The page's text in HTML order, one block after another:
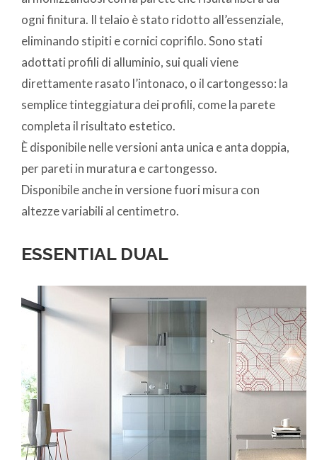
ogni finitura. Il telaio è stato ridotto all’essenziale,
eliminando stipiti e cornici coprifilo. Sono stati
adottati profili di alluminio, sui quali viene
direttamente rasato l’intonaco, o il cartongesso: la
semplice tinteggiatura dei profili, come la parete
completa il risultato estetico.
È disponibile nelle versioni anta unica e anta doppia,
per pareti in muratura e cartongesso.
Disponibile anche in versione fuori misura con
altezze variabili al centimetro.
ESSENTIAL DUAL